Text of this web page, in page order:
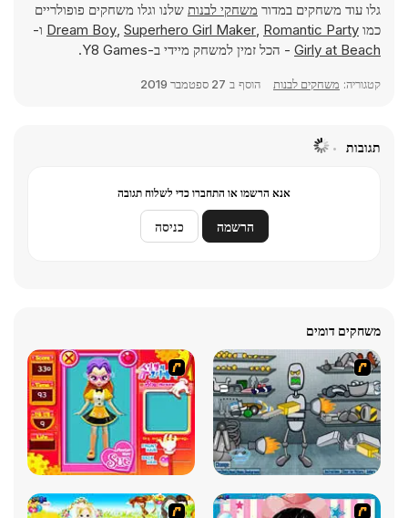
גלו עוד משחקים במדור משחקי לבנות שלנו וגלו משחקים פופולריים
כמו
Dream Boy, Superhero Girl Maker, Romantic Party
ו-
Girly at Beach - הכל זמין למשחק מיידי ב-Y8 Games.
קטגוריה: משחקים לבנות הוסף ב 27 ספטמבר 2019
תגובות
אנא הרשמו או התחברו כדי לשלוח תגובה
הרשמה כניסה
משחקים דומים